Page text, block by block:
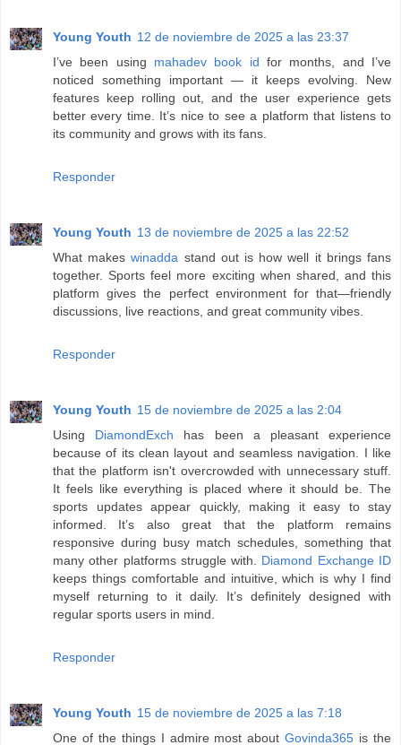
Young Youth 12 de noviembre de 2025 a las 23:37
I’ve been using mahadev book id for months, and I’ve
noticed something important — it keeps evolving. New
features keep rolling out, and the user experience gets
better every time. It’s nice to see a platform that listens to
its community and grows with its fans.
Responder
Young Youth 13 de noviembre de 2025 a las 22:52
What makeswinadda stand out is how well it brings fans
together. Sports feel more exciting when shared, and this
platform gives the perfect environment for that—friendly
discussions, live reactions, and great community vibes.
Responder
Young Youth 15 de noviembre de 2025 a las 2:04
Using DiamondExch has been a pleasant experience
because of its clean layout and seamless navigation. I like
that the platform isn't overcrowded with unnecessary stuff.
It feels like everything is placed where it should be. The
sports updates appear quickly, making it easy to stay
informed. It’s also great that the platform remains
responsive during busy match schedules, something that
many other platforms struggle with. Diamond Exchange ID
keeps things comfortable and intuitive, which is why I find
myself returning to it daily. It’s definitely designed with
regular sports users in mind.
Responder
Young Youth 15 de noviembre de 2025 a las 7:18
One of the things I admire most aboutGovinda365 is the